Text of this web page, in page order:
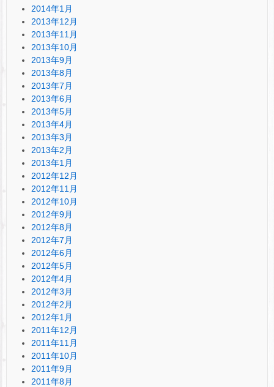
2014年1月
2013年12月
2013年11月
2013年10月
2013年9月
2013年8月
2013年7月
2013年6月
2013年5月
2013年4月
2013年3月
2013年2月
2013年1月
2012年12月
2012年11月
2012年10月
2012年9月
2012年8月
2012年7月
2012年6月
2012年5月
2012年4月
2012年3月
2012年2月
2012年1月
2011年12月
2011年11月
2011年10月
2011年9月
2011年8月